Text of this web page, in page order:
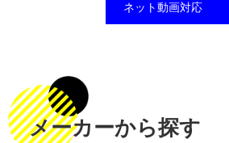
ネット動画対応
メーカーから探す